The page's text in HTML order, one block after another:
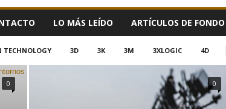
LO MÁS LEÍDO ARTÍCULOS DE FONDO
TECHNOLOGY 3D 3K 3M 3XLOGIC 4D
0 0